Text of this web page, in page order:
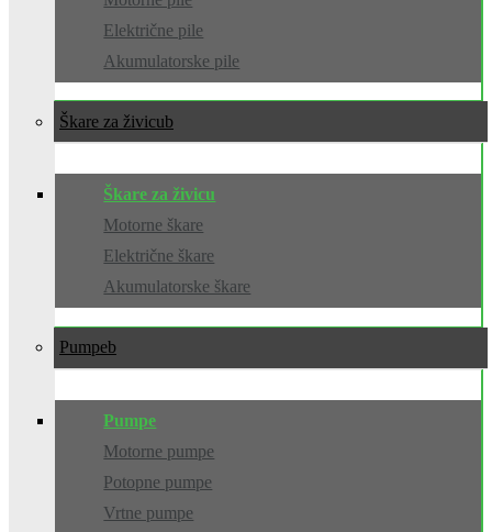
Električne pile
Akumulatorske pile
Škare za živicu
Škare za živicu
Motorne škare
Električne škare
Akumulatorske škare
Pumpe
Pumpe
Motorne pumpe
Potopne pumpe
Vrtne pumpe